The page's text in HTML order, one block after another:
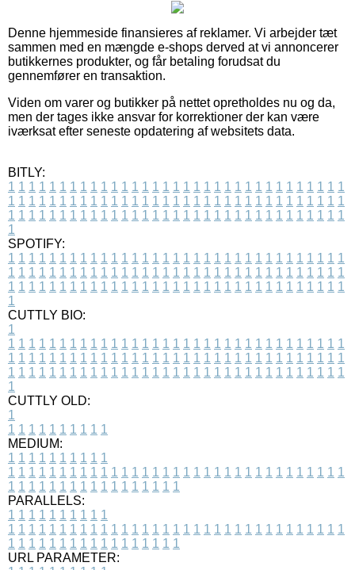
Denne hjemmeside finansieres af reklamer. Vi arbejder tæt
sammen med en mængde e-shops derved at vi annoncerer
butikkernes produkter, og får betaling forudsat du
gennemfører en transaktion.
Viden om varer og butikker på nettet opretholdes nu og da,
men der tages ikke ansvar for korrektioner der kan være
iværksat efter seneste opdatering af websitets data.
BITLY:
1 1 1 1 1 1 1 1 1 1 1 1 1 1 1 1 1 1 1 1 1 1 1 1 1 1 1 1 1 1 1 1 1
1 1 1 1 1 1 1 1 1 1 1 1 1 1 1 1 1 1 1 1 1 1 1 1 1 1 1 1 1 1 1 1 1
1 1 1 1 1 1 1 1 1 1 1 1 1 1 1 1 1 1 1 1 1 1 1 1 1 1 1 1 1 1 1 1 1
1
SPOTIFY:
1 1 1 1 1 1 1 1 1 1 1 1 1 1 1 1 1 1 1 1 1 1 1 1 1 1 1 1 1 1 1 1 1
1 1 1 1 1 1 1 1 1 1 1 1 1 1 1 1 1 1 1 1 1 1 1 1 1 1 1 1 1 1 1 1 1
1 1 1 1 1 1 1 1 1 1 1 1 1 1 1 1 1 1 1 1 1 1 1 1 1 1 1 1 1 1 1 1 1
1
CUTTLY BIO:
1
1 1 1 1 1 1 1 1 1 1 1 1 1 1 1 1 1 1 1 1 1 1 1 1 1 1 1 1 1 1 1 1 1
1 1 1 1 1 1 1 1 1 1 1 1 1 1 1 1 1 1 1 1 1 1 1 1 1 1 1 1 1 1 1 1 1
1 1 1 1 1 1 1 1 1 1 1 1 1 1 1 1 1 1 1 1 1 1 1 1 1 1 1 1 1 1 1 1 1
1
CUTTLY OLD:
1
1 1 1 1 1 1 1 1 1 1
MEDIUM:
1 1 1 1 1 1 1 1 1 1
1 1 1 1 1 1 1 1 1 1 1 1 1 1 1 1 1 1 1 1 1 1 1 1 1 1 1 1 1 1 1 1 1
1 1 1 1 1 1 1 1 1 1 1 1 1 1 1 1 1
PARALLELS:
1 1 1 1 1 1 1 1 1 1
1 1 1 1 1 1 1 1 1 1 1 1 1 1 1 1 1 1 1 1 1 1 1 1 1 1 1 1 1 1 1 1 1
1 1 1 1 1 1 1 1 1 1 1 1 1 1 1 1 1
URL PARAMETER: